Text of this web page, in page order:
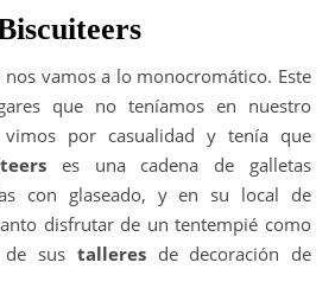
vamos a lo monocromático. Este
que no teníamos en nuestro
por casualidad y tenía que
es una cadena de galletas
con glaseado, y en su local de
disfrutar de un tentempié como
sus talleresde decoración de